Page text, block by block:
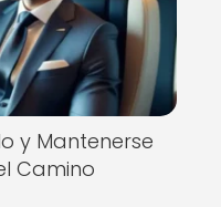
y Mantenerse
Camino